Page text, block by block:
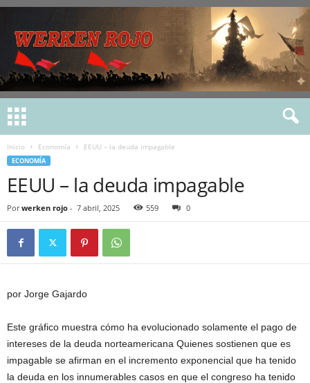
Inicio Economía EEUU – la deuda impagable
ECONOMÍA
EEUU – la deuda impagable
Por werken rojo - 7 abril, 2025 559 0
por Jorge Gajardo
Este gráfico muestra cómo ha evolucionado solamente el pago de
intereses de la deuda norteamericana Quienes sostienen que es
impagable se afirman en el incremento exponencial que ha tenido
la deuda en los innumerables casos en que el congreso ha tenido